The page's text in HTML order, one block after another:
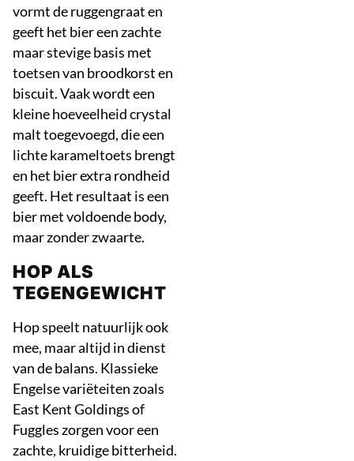
vormt de ruggengraat en
geeft het bier een zachte
maar stevige basis met
toetsen van broodkorst en
biscuit. Vaak wordt een
kleine hoeveelheid crystal
malt toegevoegd, die een
lichte karameltoets brengt
en het bier extra rondheid
geeft. Het resultaat is een
bier met voldoende body,
maar zonder zwaarte.
HOP ALS
TEGENGEWICHT
Hop speelt natuurlijk ook
mee, maar altijd in dienst
van de balans. Klassieke
Engelse variëteiten zoals
East Kent Goldings of
Fuggles zorgen voor een
zachte, kruidige bitterheid.